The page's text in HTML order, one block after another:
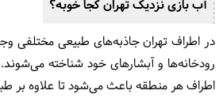
آب بازی نزدیک تهران کجا خوبه؟
در اطراف تهران جاذبه‌های طبیعی مختلفی
رودخانه‌ها و آبشارهای خود شناخته
اطراف هر منطقه باعث می‌شود تا علاوه بر